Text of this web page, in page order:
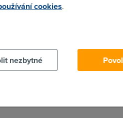
Ale není to jisté. Kdežto
nefungujou, tak radši
který 2+ neumí. D-Link ale loni
cookies.
nezbytné